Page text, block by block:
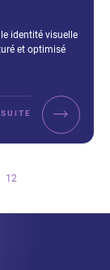
identité visuelle
et optimisé
Page
12